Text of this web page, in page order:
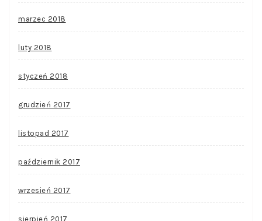
marzec 2018
luty 2018
styczeń 2018
grudzień 2017
listopad 2017
październik 2017
wrzesień 2017
sierpień 2017